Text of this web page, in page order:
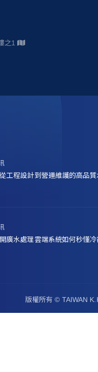
之1
工程設計到營運維護的高品
廣水處理雲端系統如何秒懂
版權所有 © TAIWAN